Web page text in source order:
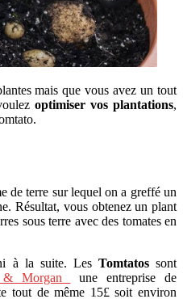
mais que vous avez un tout
optimiser vos plantations,
de terre sur lequel on a greffé un
Résultat, vous obtenez un plant
sous terre avec des tomates en
à la suite. Les Tomtatossont
& Morgan
une entreprise de
tout de même 15£ soit environ